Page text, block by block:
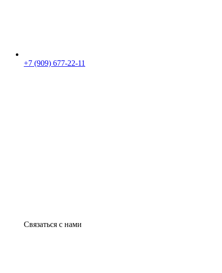
+7 (909) 677-22-11
Связаться с нами